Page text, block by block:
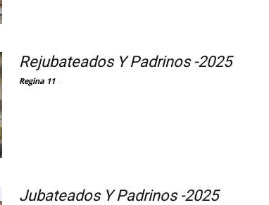
Rejubateados Y Padrinos -2025
Regina 11
Jubateados Y Padrinos -2025